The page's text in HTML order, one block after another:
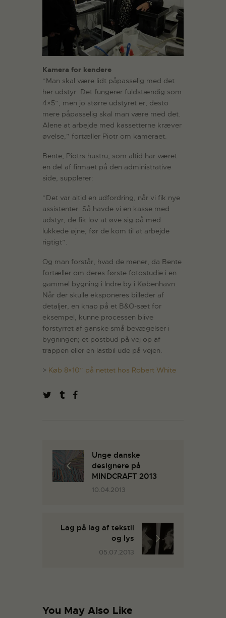
Kamera for kendere
”Man skal være lidt påpasselig med det
her udstyr. Det fungerer fuldstændig som
4×5”, men jo større udstyret er, desto
mere påpasselig skal man være med det.
Alene at arbejde med kassetterne kræver
øvelse,” fortæller Piotr om kameraet.
Bente, Piotrs hustru, som altid har været
en del af firmaet på den administrative
side, supplerer:
”Det var altid en udfordring, når vi fik nye
assistenter. Så havde vi en kasse med
udstyr, de fik lov at øve sig på med
lukkede øjne, før de kom til at arbejde
rigtigt”.
Og man forstår, hvad de mener, da Bente
fortæller om deres første fotostudie i en
gammel bygning i Indre by i København.
Når der skulle eksponeres billeder af
detaljer, en knap på et B&O-sæt for
eksempel, kunne processen blive
forstyrret af ganske små bevægelser i
bygningen; et postbud på vej op af
trappen eller en lastbil ude på vejen.
> Køb 8×10” på nettet hos Robert White
Unge danske
designere på
MINDCRAFT 2013
10.04.2013
Lag på lag af tekstil
og lys
05.07.2013
You May Also Like